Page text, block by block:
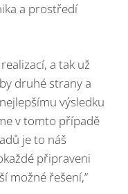
a prostředí
a tak už
druhé strany a
výsledku
v tomto případě
je to náš
připraveni
možné řešení,”